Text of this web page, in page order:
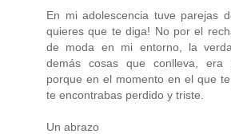
En mi adolescencia tuve parejas
quieres que te diga! No por el
de moda en mi entorno, la
demás cosas que conlleva, era
porque en el momento en el que
te encontrabas perdido y triste.
Un abrazo